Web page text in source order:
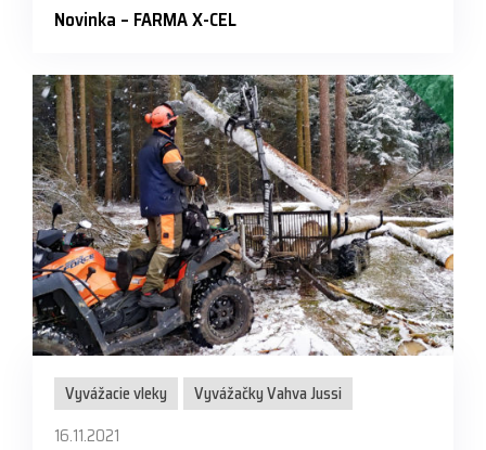
Novinka – FARMA X-CEL
Vyvážacie vleky
Vyvážačky Vahva Jussi
16.11.2021